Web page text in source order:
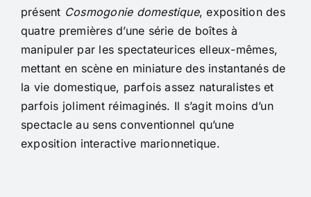
présent Cosmogonie domestique, exposition des
quatre premières d’une série de boîtes à
manipuler par les spectateurices elleux-mêmes,
mettant en scène en miniature des instantanés de
la vie domestique, parfois assez naturalistes et
parfois joliment réimaginés. Il s’agit moins d’un
spectacle au sens conventionnel qu’une
exposition interactive marionnetique.